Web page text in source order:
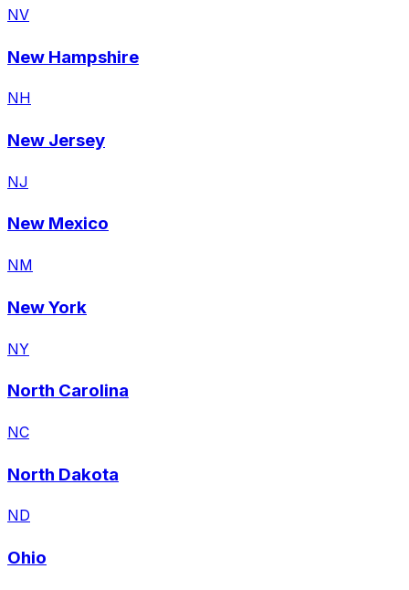
NV
New Hampshire
NH
New Jersey
NJ
New Mexico
NM
New York
NY
North Carolina
NC
North Dakota
ND
Ohio